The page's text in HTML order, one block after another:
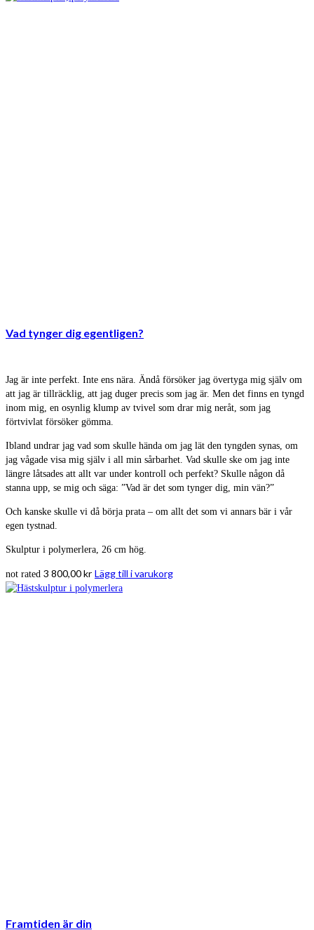
Vad tynger dig egentligen?
Jag är inte perfekt. Inte ens nära. Ändå försöker jag övertyga mig själv om
att jag är tillräcklig, att jag duger precis som jag är. Men det finns en tyngd
inom mig, en osynlig klump av tvivel som drar mig neråt, som jag
förtvivlat försöker gömma.
Ibland undrar jag vad som skulle hända om jag lät den tyngden synas, om
jag vågade visa mig själv i all min sårbarhet. Vad skulle ske om jag inte
längre låtsades att allt var under kontroll och perfekt? Skulle någon då
stanna upp, se mig och säga: ”Vad är det som tynger dig, min vän?”
Och kanske skulle vi då börja prata – om allt det som vi annars bär i vår
egen tystnad.
Skulptur i polymerlera, 26 cm hög.
not rated 3 800,00kr Lägg till i varukorg
Framtiden är din